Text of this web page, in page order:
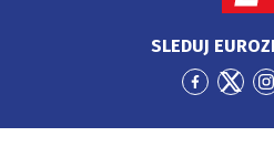
SLEDUJ
Přejít
Facebook
Přejít